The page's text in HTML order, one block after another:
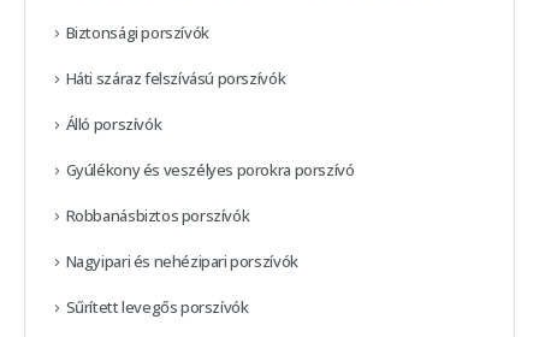
Biztonsági porszívók
Háti száraz felszívású porszívók
Álló porszívók
Gyúlékony és veszélyes porokra porszívó
Robbanásbiztos porszívók
Nagyipari és nehézipari porszívók
Sűrített levegős porszívók